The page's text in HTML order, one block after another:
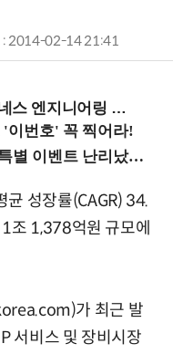
: 2014-02-14 21:41
문과정 (8/20 신논현역)
균 성장률(CAGR) 34.
조 1,378억원 규모에
가 최근 발
서비스 및 장비시장